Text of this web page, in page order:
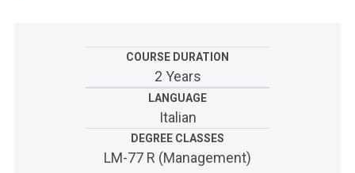
ACCEDI A CLOUDMAIL
COURSE DURATION
2 Years
LANGUAGE
Italian
DEGREE CLASSES
LM-77 R (Management)